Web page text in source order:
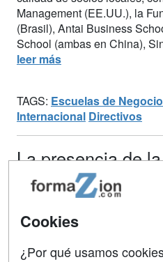
Management (EE.UU.), la
(Brasil), Antai Business
School (ambas en China),
leer más
TAGS: Escuelas de
Internacional Directivos
La presencia de
puestos directivos
recuperarse
13/03/2015 -
retributivas entre géneros"
Cookies
¿Por qué usamos